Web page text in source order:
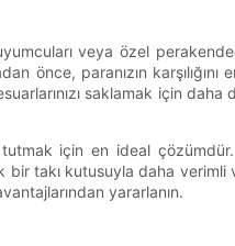
veya özel
paranızın karşılığını
saklamak için daha
için en ideal
bir takı kutusuyla daha
yararlanın.